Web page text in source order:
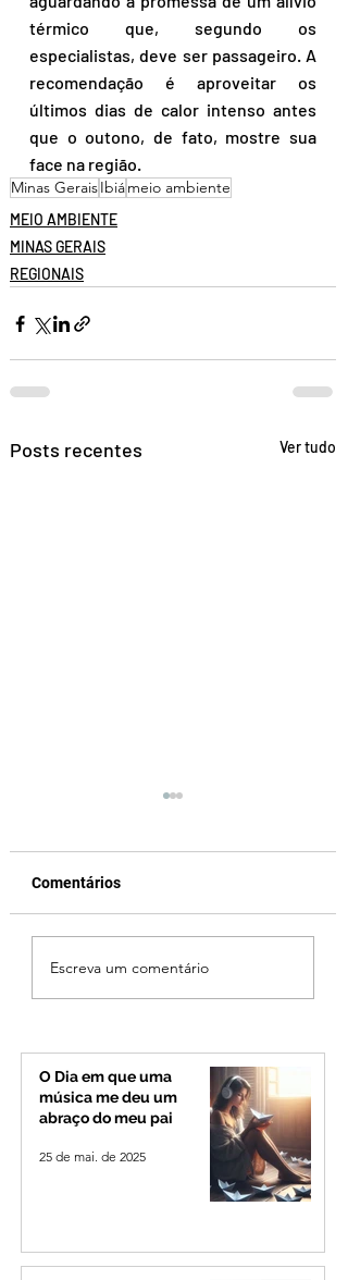
térmico que, segundo os
especialistas, deve ser passageiro. A
recomendação é aproveitar os
últimos dias de calor intenso antes
que o outono, de fato, mostre sua
face na região.
Minas GeraisIbiámeio ambiente
MEIO AMBIENTE
MINAS GERAIS
REGIONAIS
Posts recentes Ver tudo
Ciclone bomba no Sul
deve provocar rajadas
de vento e calor
Alto Paranaíba
Comentários
Escreva um comentário
O Dia em que uma
música me deu um
abraço do meu pai
25 de mai. de 2025